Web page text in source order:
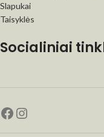
Slapukai
Taisyklės
Socialiniai